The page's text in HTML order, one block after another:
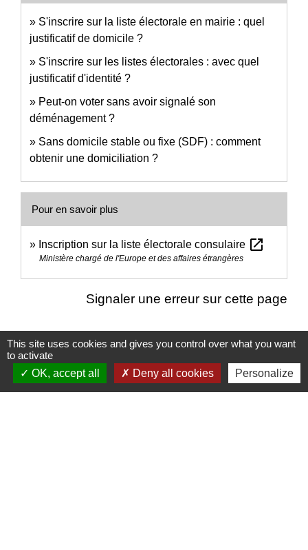
S'inscrire sur la liste électorale en mairie : quel
justificatif de domicile ?
S'inscrire sur les listes électorales : avec quel
justificatif d'identité ?
Peut-on voter sans avoir signalé son
déménagement ?
Sans domicile stable ou fixe (SDF) : comment
obtenir une domiciliation ?
Pour en savoir plus
Inscription sur la liste électorale consulaire open_in_new
Ministère chargé de l'Europe et des affaires étrangères
Signaler une erreur sur cette page
Nous contacter
This site uses cookies and gives you control over what you want
to activate
OK, accept all
Deny all cookies Personalize